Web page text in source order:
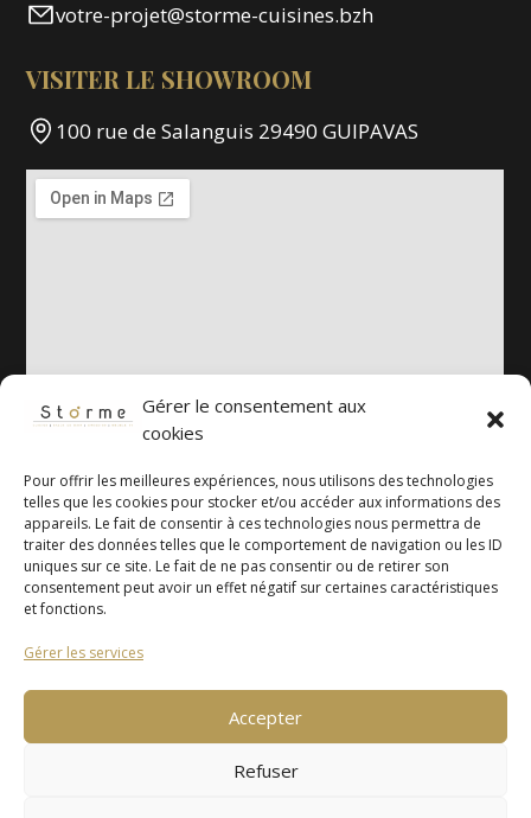
Gérer le consentement aux
cookies
Pour offrir les meilleures expériences, nous utilisons des technologies
telles que les cookies pour stocker et/ou accéder aux informations des
appareils. Le fait de consentir à ces technologies nous permettra de
traiter des données telles que le comportement de navigation ou les ID
uniques sur ce site. Le fait de ne pas consentir ou de retirer son
consentement peut avoir un effet négatif sur certaines caractéristiques
et fonctions.
Gérer les services
Accepter
Refuser
votre-projet@storme-cuisines.bzh
VISITER LE SHOWROOM
100 rue de Salanguis 29490 GUIPAVAS
Copyright ©Storme Cuisines 2026